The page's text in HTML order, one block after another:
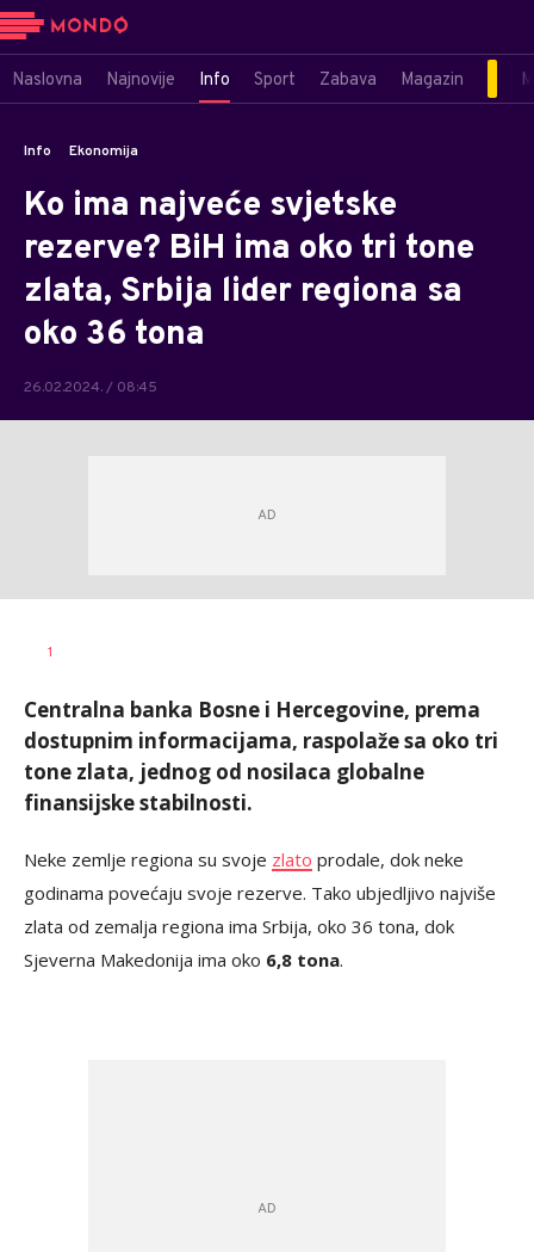
Naslovna Najnovije Info Sport Zabava Magazin
Info Ekonomija
Ko ima najveće svjetske
rezerve? BiH ima oko tri tone
zlata, Srbija lider regiona sa
oko 36 tona
26.02.2024. / 08:45
AUTOR
1
Centralna banka Bosne i Hercegovine, prema
dostupnim informacijama, raspolaže sa oko tri
tone zlata, jednog od nosilaca globalne
finansijske stabilnosti.
Neke zemlje regiona su svoje zlato prodale, dok neke
godinama povećaju svoje rezerve. Tako ubjedljivo najviše
zlata od zemalja regiona ima Srbija, oko 36 tona, dok
Sjeverna Makedonija ima oko 6,8 tona.